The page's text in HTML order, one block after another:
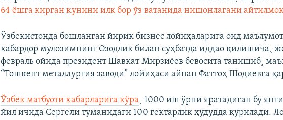
64 ëшга кирган кунини илк бор ўз ватанида нишонлагани
Ўзбекистонда бошланган йирик бизнес лойиҳаларига оид
хабардор мулозимнинг Озодлик билан суҳбатда иддао қилишича¸
февраль ойида президент Шавкат Мирзиëев бевосита танишиб¸
“Тошкент металлургия заводи” лойиҳаси айнан Фаттоҳ Шодиевга
Ўзбек матбуоти хабарларига кўра¸ 1000 иш ўрни яратадиган бу
йил ичида Сергели туманидаги 100 гектарлик ҳудудда қурилади.